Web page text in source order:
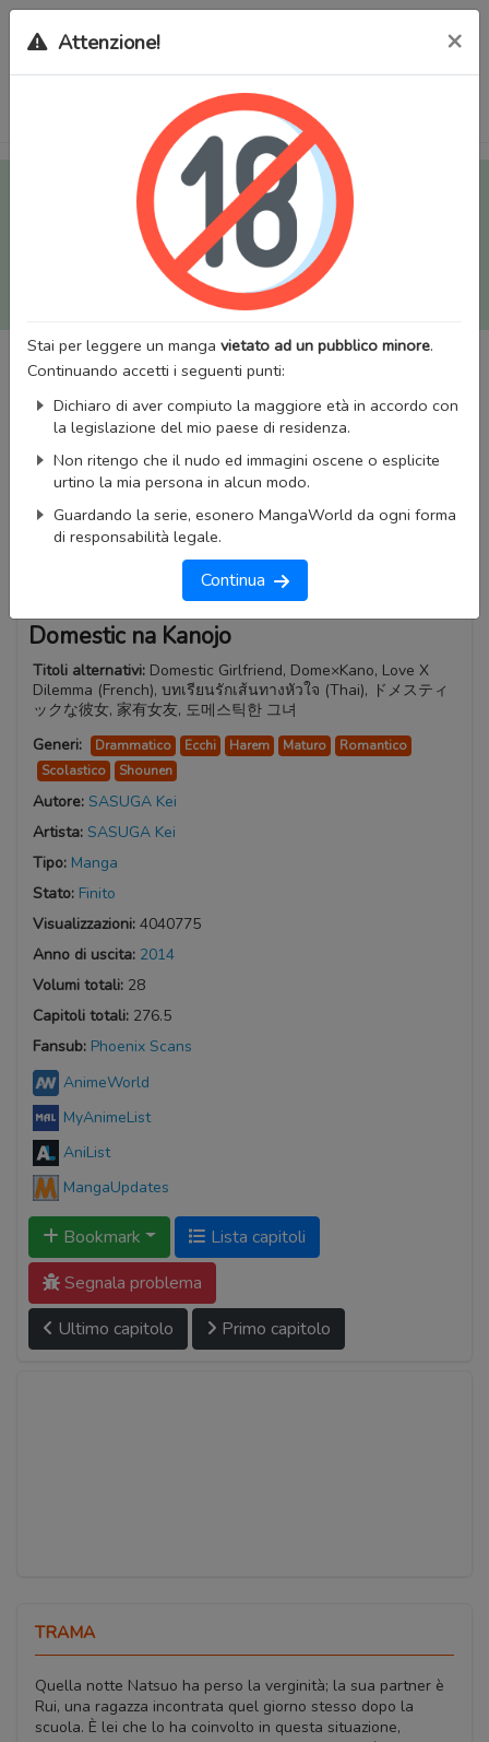
Tutti i Doujinshi e Manga per adulti (+18) sono stati trasferiti
sul nostro nuovo sito (
mangaworldadult.net
); invece, per i
Manga classici, puoi utilizzare
MangaWorld
Potrai effettuare illogincon il tuo account di MangaWorld
tutti i dati sono condivisi tra i due siti,
perderai alcun dato, inclusi bookmarks e premium
Attenzione! ×
Stai per leggere un manga vietato ad un pubblico minore.
Continuando accetti i seguenti punti:
Dichiaro di aver compiuto la maggiore età in accordo con
la legislazione del mio paese di residenza.
Non ritengo che il nudo ed immagini oscene o esplicite
urtino la mia persona in alcun modo.
Guardando la serie, esonero MangaWorld da ogni forma
di responsabilità legale.
Continua
Domestic na Kanojo
Titoli alternativi: Domestic Girlfriend, Dome×Kano, Love X
Dilemma (French), บทเรียนรักเส้นทางหัวใจ (Thai), ドメスティ
ックな彼女, 家有女友, 도메스틱한 그녀
Generi:
Drammatico Ecchi Harem Maturo
Romantico
Scolastico
Shounen
Autore: SASUGA Kei
Artista: SASUGA Kei
Tipo: Manga
Stato: Finito
Visualizzazioni: 4040775
Anno di uscita: 2014
Volumi totali: 28
Capitoli totali: 276.5
Fansub: Phoenix Scans
AnimeWorld
MyAnimeList
AniList
MangaUpdates
Bookmark
Lista capitoli
Segnala problema
Ultimo capitolo
Primo capitolo
TRAMA
Quella notte Natsuo ha perso la verginità; la sua partner è
Rui, una ragazza incontrata quel giorno stesso dopo la
scuola. È lei che lo ha coinvolto in questa situazione,